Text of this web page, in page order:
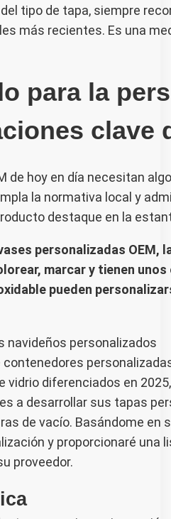
tipo de tapa, siempre
más recientes. Es una
para la
clave
de hoy en día necesitan
la normativa local y
destaque en la
personalizadas
marcar y tienen
pueden
vidrio diferenciados en
a desarrollar sus tapas
de vacío. Basándome en
y proporcionaré una
proveedor.